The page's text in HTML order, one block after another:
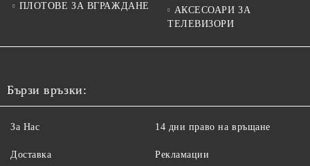
ПЛОТОВЕ ЗА ВГРАЖДАНЕ
АКСЕСОАРИ ЗА
ТЕЛЕВИЗОРИ
Бързи връзки:
За Нас
Доставка
14 дни право на връщане
Рекламации